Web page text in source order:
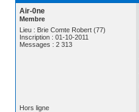
Air-0ne
Membre
Lieu : Brie Comte Robert (77)
Inscription : 01-10-2011
Messages : 2 313
Hors ligne